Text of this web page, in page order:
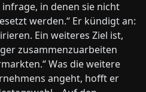
in denen sie nicht
werden.“ Er kündigt an:
Ein weiteres Ziel ist,
zusammenzuarbeiten
Was die weitere
angeht, hofft er